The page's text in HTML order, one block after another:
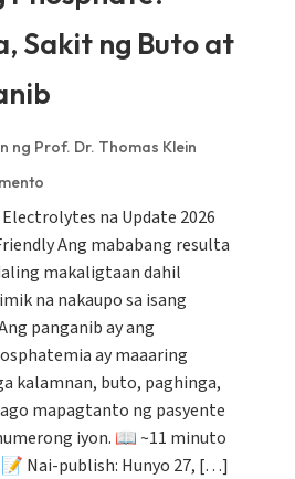
Sakit ng Buto at
ng Prof. Dr. Thomas Klein
na Update 2026
Ang mababang resulta
makaligtaan dahil
na nakaupo sa isang
panganib ay ang
ay maaaring
kalamnan, buto, paghinga,
mapagtanto ng pasyente
iyon. 📖 ~11 minuto
📝 Nai-publish: Hunyo 27, […]